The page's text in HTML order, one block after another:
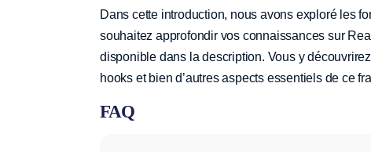
Dans cette introduction, nous avons exploré les
souhaitez approfondir vos connaissances sur
disponible dans la description. Vous y
hooks et bien d’autres aspects essentiels de ce
FAQ